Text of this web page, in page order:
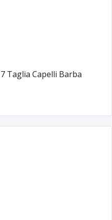
Taglia Capelli Barba